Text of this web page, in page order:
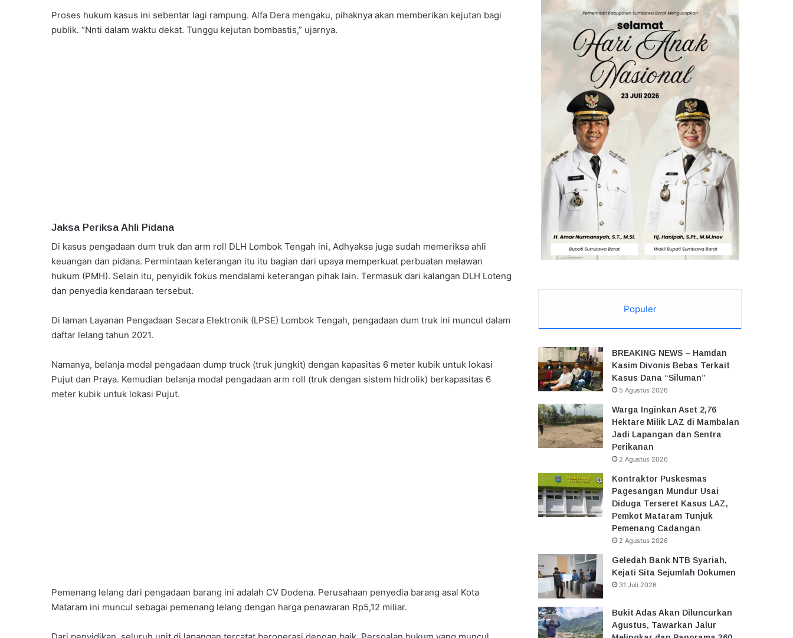
Proses hukum kasus ini sebentar lagi rampung. Alfa Dera mengaku, pihaknya akan memberikan kejutan bagi
publik. “Nnti dalam waktu dekat. Tunggu kejutan bombastis,” ujarnya.
Jaksa Periksa Ahli Pidana
Di kasus pengadaan dum truk dan arm roll DLH Lombok Tengah ini, Adhyaksa juga sudah memeriksa ahli
keuangan dan pidana. Permintaan keterangan itu itu bagian dari upaya memperkuat perbuatan melawan
hukum (PMH). Selain itu, penyidik fokus mendalami keterangan pihak lain. Termasuk dari kalangan DLH Loteng
dan penyedia kendaraan tersebut.
Di laman Layanan Pengadaan Secara Elektronik (LPSE) Lombok Tengah, pengadaan dum truk ini muncul dalam
daftar lelang tahun 2021.
Namanya, belanja modal pengadaan dump truck (truk jungkit) dengan kapasitas 6 meter kubik untuk lokasi
Pujut dan Praya. Kemudian belanja modal pengadaan arm roll (truk dengan sistem hidrolik) berkapasitas 6
meter kubik untuk lokasi Pujut.
Pemenang lelang dari pengadaan barang ini adalah CV Dodena. Perusahaan penyedia barang asal Kota
Mataram ini muncul sebagai pemenang lelang dengan harga penawaran Rp5,12 miliar.
Populer
BREAKING NEWS – Hamdan
Kasim Divonis Bebas Terkait
Kasus Dana “Siluman”
5 Agustus 2026
Warga Inginkan Aset 2,76
Hektare Milik LAZ di Mambalan
Jadi Lapangan dan Sentra
Perikanan
2 Agustus 2026
Kontraktor Puskesmas
Pagesangan Mundur Usai
Diduga Terseret Kasus LAZ,
Pemkot Mataram Tunjuk
Pemenang Cadangan
2 Agustus 2026
Geledah Bank NTB Syariah,
Kejati Sita Sejumlah Dokumen
31 Juli 2026
Bukit Adas Akan Diluncurkan
Agustus, Tawarkan Jalur